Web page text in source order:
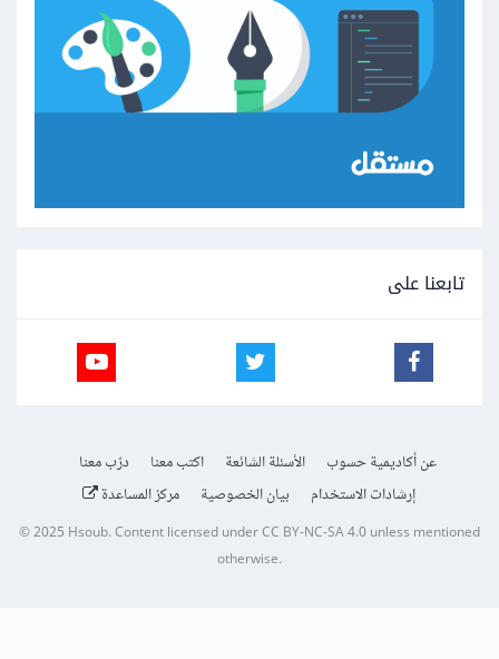
تابعنا على
عن أكاديمية حسوب الأسئلة الشائعة اكتب معنا
درّب معنا
إرشادات الاستخدام
بيان الخصوصية مركز المساعدة
© 2025 Hsoub.Content licensed underCC BY-NC-SA 4.0unless mentioned
otherwise.